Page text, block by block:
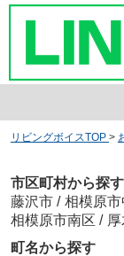
リビングボイスTOP >
市区町村から探す
藤沢市 / 相模原
相模原市南区 /
町名から探す